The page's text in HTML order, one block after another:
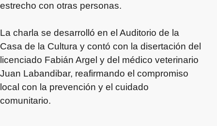
estrecho con otras personas.
La charla se desarrolló en el Auditorio de la
Casa de la Cultura y contó con la disertación del
licenciado Fabián Argel y del médico veterinario
Juan Labandibar, reafirmando el compromiso
local con la prevención y el cuidado
comunitario.